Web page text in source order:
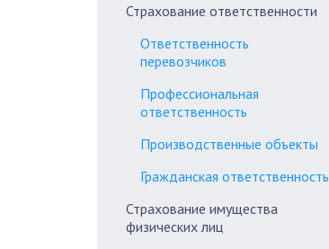
Страхование ответственности
Ответственность
перевозчиков
Профессиональная
ответственность
Производственные объекты
Гражданская ответственность
Страхование имущества
физических лиц